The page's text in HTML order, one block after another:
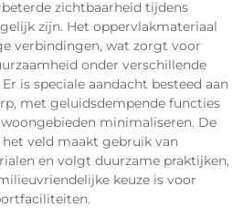
zichtbaarheid tijdens
zijn. Het oppervlakmateriaal
verbindingen, wat zorgt voor
onder verschillende
is speciale aandacht besteed aan
met geluidsdempende functies
minimaliseren. De
veld maakt gebruik van
en volgt duurzame praktijken,
keuze is voor